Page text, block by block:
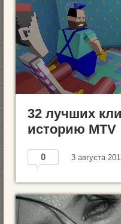
32 лучших
историю MTV
0 3 августа